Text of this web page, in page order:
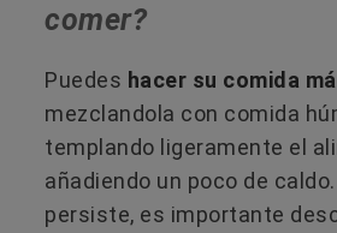
comer?
Puedes hacer su comida
mezclandola con comida
templando ligeramente el
añadiendo un poco de
persiste, es importante